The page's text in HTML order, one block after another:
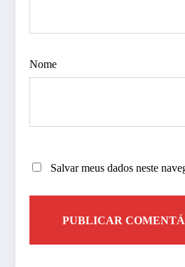
Nome
Salvar meus dados neste